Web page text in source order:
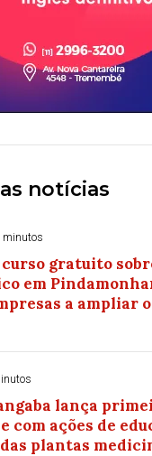
notícias
minutos
curso gratuito
em
a ampliar
lança
com ações de
plantas